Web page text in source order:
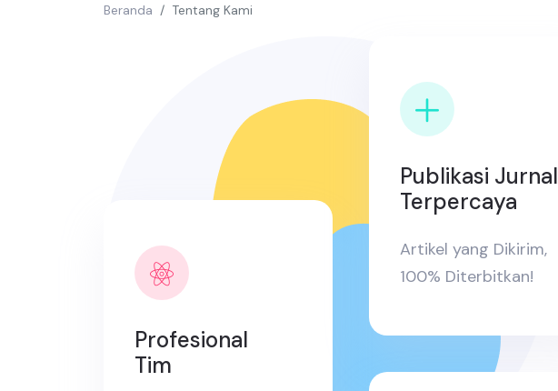
Beranda Tentang Kami
Profesional
Tim
Publikasi Jurnal
Terpercaya
Artikel yang Dikirim,
100% Diterbitkan!